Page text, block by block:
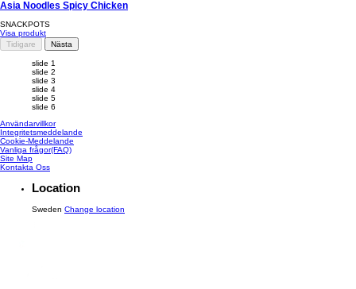
Asia Noodles Spicy Chicken
SNACKPOTS
Visa produkt
Tidigare
Nästa
slide 1
slide 2
slide 3
slide 4
slide 5
slide 6
Användarvillkor
Integritetsmeddelande
Cookie-Meddelande
Vanliga frågor(FAQ)
Site Map
Kontakta Oss
Location
Sweden Change location